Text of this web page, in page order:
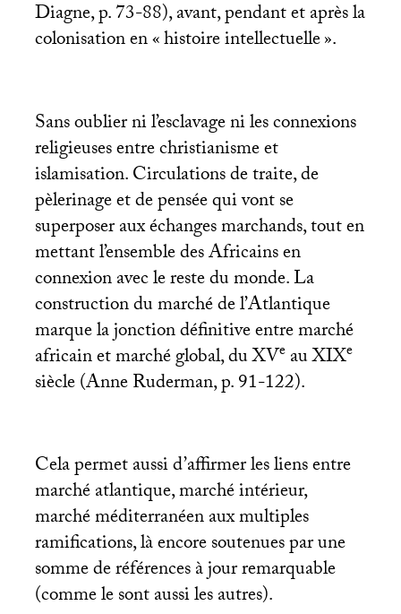
Diagne, p. 73-88), avant, pendant et après la
colonisation en «histoire intellectuelle».
Sans oublier ni l’esclavage ni les connexions
religieuses entre christianisme et
islamisation. Circulations de traite, de
pèlerinage et de pensée qui vont se
superposer aux échanges marchands, tout en
mettant l’ensemble des Africains en
connexion avec le reste du monde. La
construction du marché de l’Atlantique
marque la jonction définitive entre marché
africain et marché global, duXVeauXIXe
siècle (Anne Ruderman, p. 91-122).
Cela permet aussi d’affirmer les liens entre
marché atlantique, marché intérieur,
marché méditerranéen aux multiples
ramifications, là encore soutenues par une
somme de références à jour remarquable
(comme le sont aussi les autres).